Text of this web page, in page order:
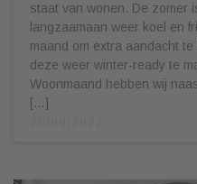
staat van wonen. De zomer
langzaamaan weer koel en
maand om extra aandacht
deze weer winter-ready te
Woonmaand hebben wij
[…]